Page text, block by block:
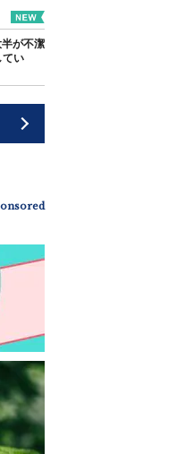
が不潔
てい